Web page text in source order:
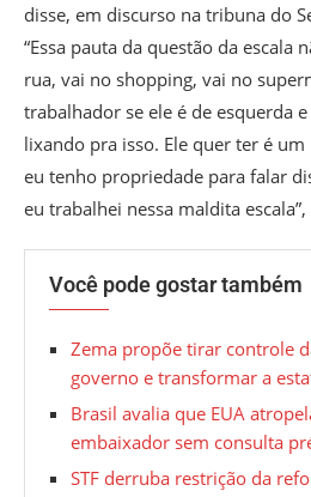
disse, em discurso na tribuna do
“Essa pauta da questão da escala
rua, vai no shopping, vai no
trabalhador se ele é de esquerda
lixando pra isso. Ele quer ter é
eu tenho propriedade para falar
eu trabalhei nessa maldita
Você pode gostar também
Zema propõe tirar controle
governo e transformar a
Brasil avalia que EUA
embaixador sem consulta
STF derruba restrição da